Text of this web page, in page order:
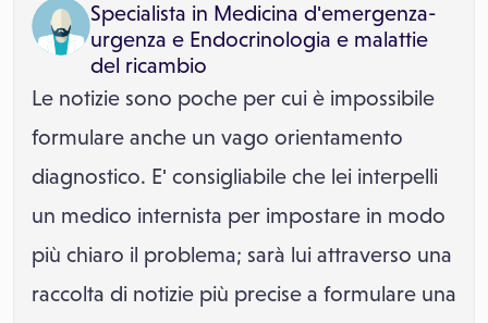
Specialista in Medicina d'emergenza-
urgenza e Endocrinologia e malattie
del ricambio
Le notizie sono poche per cui è impossibile
formulare anche un vago orientamento
diagnostico. E' consigliabile che lei interpelli
un medico internista per impostare in modo
più chiaro il problema; sarà lui attraverso una
raccolta di notizie più precise a formulare una